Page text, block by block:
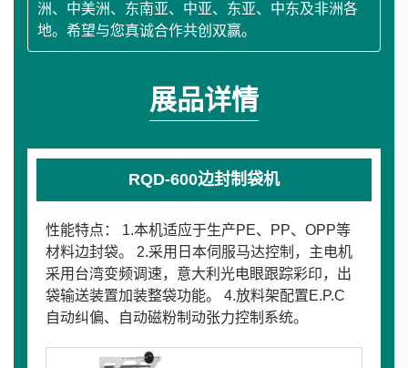
洲、中美洲、东南亚、中亚、东亚、中东及非洲各
地。希望与您真诚合作共创双赢。
展品详情
RQD-600边封制袋机
性能特点： 1.本机适应于生产PE、PP、OPP等
材料边封袋。 2.采用日本伺服马达控制，主电机
采用台湾变频调速，意大利光电眼跟踪彩印，出
袋输送装置加装整袋功能。 4.放料架配置E.P.C
自动纠偏、自动磁粉制动张力控制系统。